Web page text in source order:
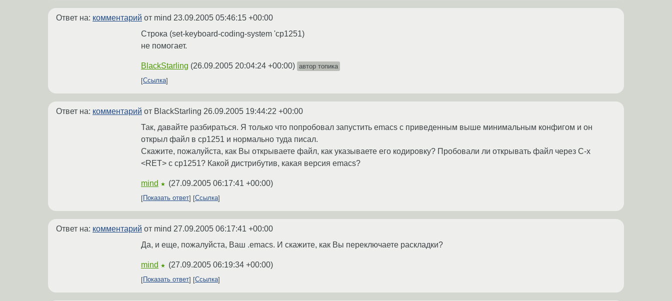
Ответ на: комментарий от mind 23.09.2005 05:46:15 +00:00
Строка (set-keyboard-coding-system 'cp1251)
не помогает.
BlackStarling (26.09.2005 20:04:24 +00:00) автор топика
Ссылка
Ответ на: комментарий от BlackStarling 26.09.2005 19:44:22 +00:00
Так, давайте разбираться. Я только что попробовал запустить emacs с приведенным выше минимальным конфигом и он
открыл файл в cp1251 и нормально туда писал.
Скажите, пожалуйста, как Вы открываете файл, как указываете его кодировку? Пробовали ли открывать файл через C-x
<RET> c cp1251? Какой дистрибутив, какая версия emacs?
mind ★ (27.09.2005 06:17:41 +00:00)
Показать ответ Ссылка
Ответ на: комментарий от mind 27.09.2005 06:17:41 +00:00
Да, и еще, пожалуйста, Ваш .emacs. И скажите, как Вы переключаете раскладки?
mind ★ (27.09.2005 06:19:34 +00:00)
Показать ответ Ссылка